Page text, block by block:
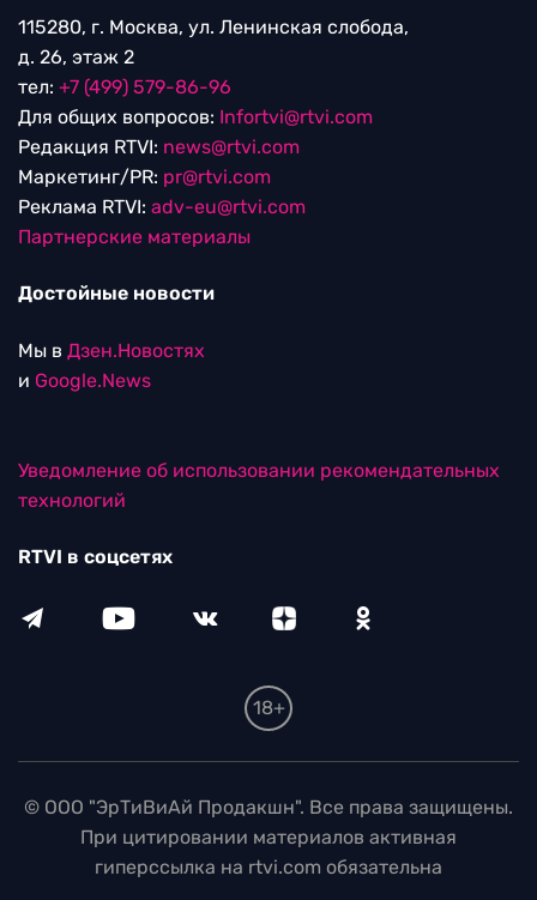
115280, г. Москва, ул. Ленинская слобода,
д. 26, этаж 2
тел: +7 (499) 579-86-96
Для общих вопросов: Infortvi@rtvi.com
Редакция RTVI: news@rtvi.com
Маркетинг/PR: pr@rtvi.com
Реклама RTVI: adv-eu@rtvi.com
Партнерские материалы
Достойные новости
Мы в Дзен.Новостях
и Google.News
Уведомление об использовании рекомендательных
технологий
RTVI в соцсетях
18+
© ООО "ЭрТиВиАй Продакшн". Все права защищены.
При цитировании материалов активная
гиперссылка на rtvi.com обязательна